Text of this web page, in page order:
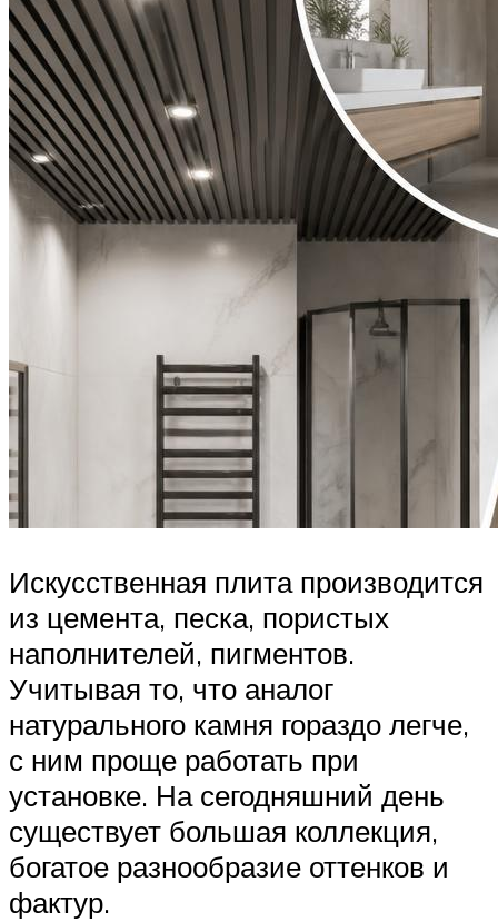
Искусственная плита производится
из цемента, песка, пористых
наполнителей, пигментов.
Учитывая то, что аналог
натурального камня гораздо легче,
с ним проще работать при
установке. На сегодняшний день
существует большая коллекция,
богатое разнообразие оттенков и
фактур.